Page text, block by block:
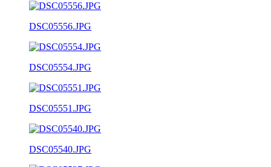
DSC05556.JPG
DSC05554.JPG
DSC05551.JPG
DSC05540.JPG